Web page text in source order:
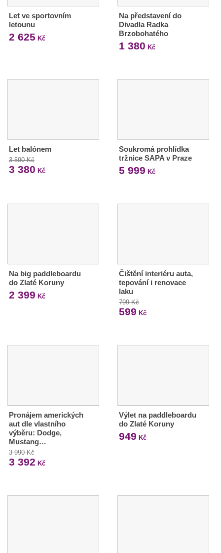
Let ve sportovním
letounu
2 625 Kč
Na představení do
Divadla Radka
Brzobohatého
1 380 Kč
Let balónem
3 590 Kč
3 380 Kč
Soukromá prohlídka
tržnice SAPA v Praze
5 999 Kč
Na big paddleboardu
do Zlaté Koruny
2 399 Kč
Čištění interiéru auta,
tepování i renovace
laku
799 Kč
599 Kč
Pronájem amerických
aut dle vlastního
výběru: Dodge,
Mustang…
3 990 Kč
3 392 Kč
Výlet na paddleboardu
do Zlaté Koruny
949 Kč